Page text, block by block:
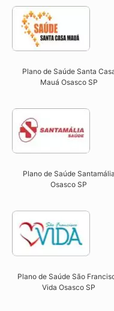
Plano de Saúde Santa
Mauá Osasco SP​
Plano de Saúde Santamália
Osasco SP​
Plano de Saúde São
Vida Osasco SP​